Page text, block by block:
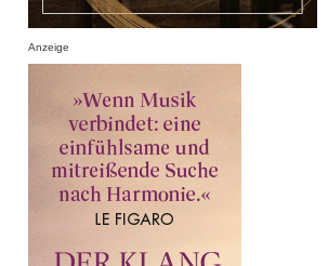
Anzeige